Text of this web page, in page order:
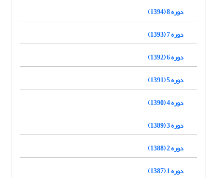
دوره 8 (1394)
دوره 7 (1393)
دوره 6 (1392)
دوره 5 (1391)
دوره 4 (1390)
دوره 3 (1389)
دوره 2 (1388)
دوره 1 (1387)